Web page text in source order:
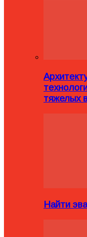
тяжелых
Найти